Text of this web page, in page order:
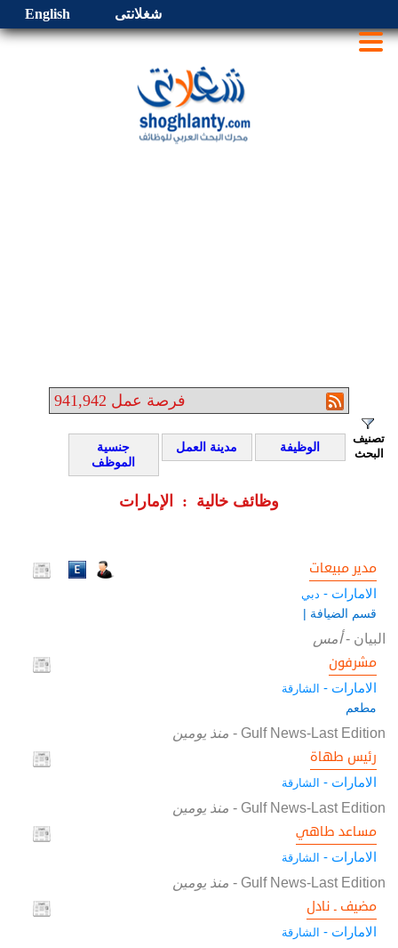
شغلانتى English
941,942 فرصة عمل
تصنيف
البحث
الوظيفة مدينة العمل
جنسية
الموظف
وظائف خالية : الإمارات
مدير مبيعات
الامارات - دبي
قسم الضيافة |
البيان -أمس
مشرفون
الامارات - الشارقة
مطعم
Gulf News-Last Edition
- منذ يومين
رئيس طهاة
الامارات - الشارقة
Gulf News-Last Edition
- منذ يومين
مساعد طاهي
الامارات - الشارقة
Gulf News-Last Edition
- منذ يومين
مضيف ـ نادل
الامارات - الشارقة